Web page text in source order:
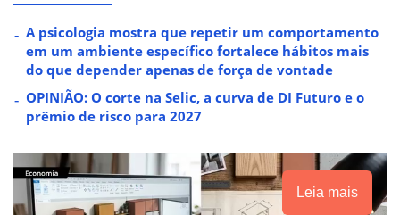
A psicologia mostra que repetir um comportamento
em um ambiente específico fortalece hábitos mais
do que depender apenas de força de vontade
OPINIÃO: O corte na Selic, a curva de DI Futuro e o
prêmio de risco para 2027
Leia mais